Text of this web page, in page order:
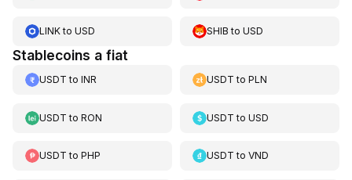
LINKto USD SHIB toUSD
Stablecoins a fiat
USDT to INR USDT toPLN
USDT to RON USDT toUSD
USDT to PHP USDT toVND